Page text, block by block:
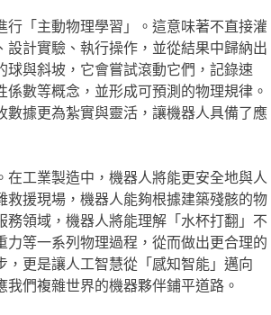
「主動物理學習」。這意味著不直接灌
計實驗、執行操作，並從結果中歸納出
與斜坡，它會嘗試滾動它們，記錄速
數等概念，並形成可預測的物理規律。
據更為紮實與靈活，讓機器人具備了應
工業製造中，機器人將能更安全地與人
援現場，機器人能夠根據建築殘骸的物
領域，機器人將能理解「水杯打翻」不
等一系列物理過程，從而做出更合理的
更是讓人工智慧從「感知智能」邁向
我們複雜世界的機器夥伴鋪平道路。